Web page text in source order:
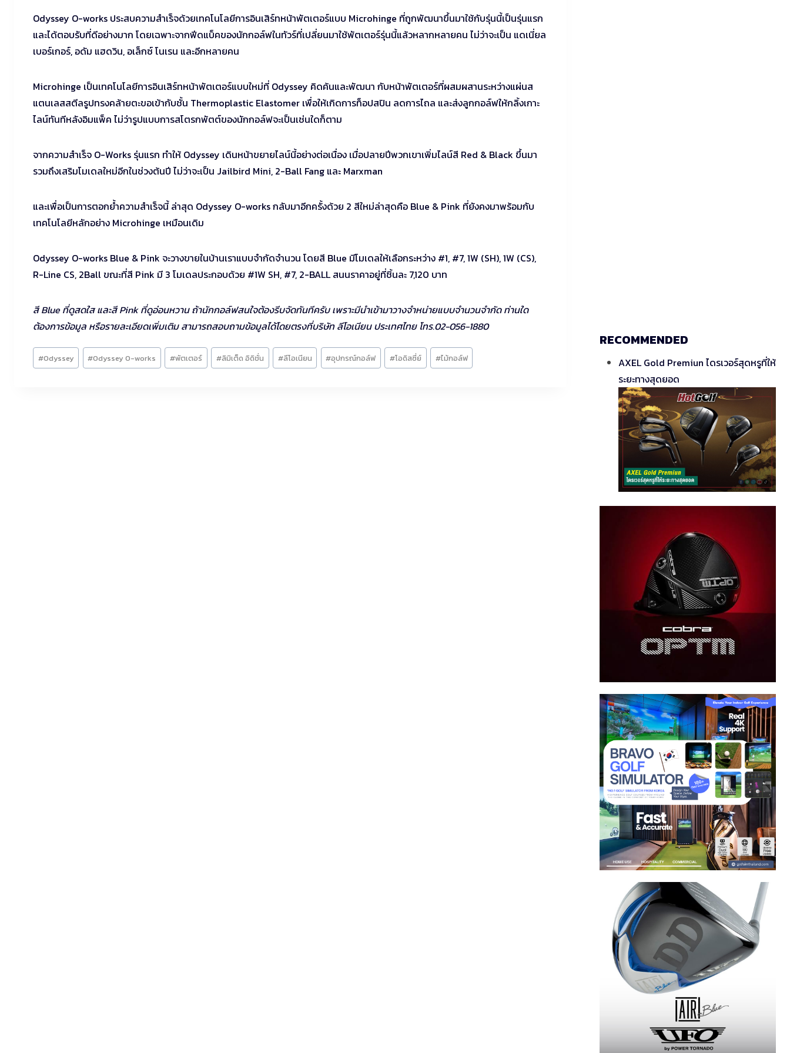
Odyssey O-works ประสบความสำเร็จด้วยเทคโนโลยีการอินเสิร์ทหน้าพัตเตอร์แบบ Microhinge ที่ถูกพัฒนาขึ้นมาใช้กับรุ่นนี้เป็นรุ่นแรก
และได้ตอบรับที่ดีอย่างมาก โดยเฉพาะจากฟีดแบ็คของนักกอล์ฟในทัวร์ที่เปลี่ยนมาใช้พัตเตอร์รุ่นนี้แล้วหลากหลายคน ไม่ว่าจะเป็น แดเนี่ยล
เบอร์เกอร์, อดัม แฮดวิน, อเล็กซ์ โนเรน และอีกหลายคน
Microhinge เป็นเทคโนโลยีการอินเสิร์ทหน้าพัตเตอร์แบบใหม่ที่ Odyssey คิดค้นและพัฒนา กับหน้าพัตเตอร์ที่ผสมผสานระหว่างแผ่นส
แตนเลสสตีลรูปทรงคล้ายตะขอเข้ากับชั้น Thermoplastic Elastomer เพื่อให้เกิดการท็อปสปิน ลดการไถล และส่งลูกกอล์ฟให้กลิ้งเกาะ
ไลน์ทันทีหลังอิมแพ็ค ไม่ว่ารูปแบบการสโตรกพัตต์ของนักกอล์ฟจะเป็นเช่นใดก็ตาม
จากความสำเร็จ O-Works รุ่นแรก ทำให้ Odyssey เดินหน้าขยายไลน์นี้อย่างต่อเนื่อง เมื่อปลายปีพวกเขาเพิ่มไลน์สี Red & Black ขึ้นมา
รวมถึงเสริมโมเดลใหม่อีกในช่วงต้นปี ไม่ว่าจะเป็น Jailbird Mini, 2-Ball Fang และ Marxman
และเพื่อเป็นการตอกย้ำความสำเร็จนี้ ล่าสุด Odyssey O-works กลับมาอีกครั้งด้วย 2 สีใหม่ล่าสุดคือ Blue & Pink ที่ยังคงมาพร้อมกับ
เทคโนโลยีหลักอย่าง Microhinge เหมือนเดิม
Odyssey O-works Blue & Pink จะวางขายในบ้านเราแบบจำกัดจำนวน โดยสี Blue มีโมเดลให้เลือกระหว่าง #1, #7, 1W (SH), 1W (CS),
R-Line CS, 2Ball ขณะที่สี Pink มี 3 โมเดลประกอบด้วย #1W SH, #7, 2-BALL สนนราคาอยู่ที่ชิ้นละ 7,120 บาท
สี Blue ที่ดูสดใส และสี Pink ที่ดูอ่อนหวาน ถ้านักกอล์ฟสนใจต้องรีบจัดทันทีครับ เพราะมีนำเข้ามาวางจำหน่ายแบบจำนวนจำกัด ท่านใด
ต้องการข้อมูล หรือรายละเอียดเพิ่มเติม สามารถสอบถามข้อมูลได้โดยตรงที่บริษัท ลีโอเนียน ประเทศไทย โทร.02-056-1880
Post
Tags:
#Odyssey #Odyssey O-works #พัตเตอร์ #ลิมิเต็ด อิดิชั่น #ลีโอเนียน #อุปกรณ์กอล์ฟ #โอดิสซี่ย์ #ไม้กอล์ฟ
RECOMMENDED
AXEL Gold Premiun ไดรเวอร์สุดหรูที่ให้
ระยะทางสุดยอด